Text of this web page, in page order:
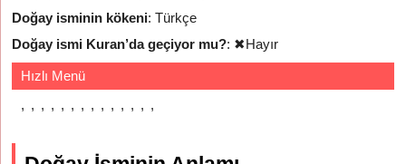
Doğay isminin kökeni: Türkçe
Doğay ismi Kuran’da geçiyor mu?: ✖Hayır
Hızlı Menü